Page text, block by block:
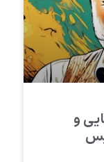
و